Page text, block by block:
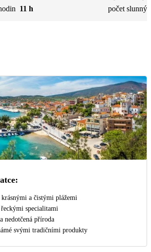
11 h
počet
krásnými a čistými plážemi
specialitami
nedotčená příroda
svými tradičními produkty